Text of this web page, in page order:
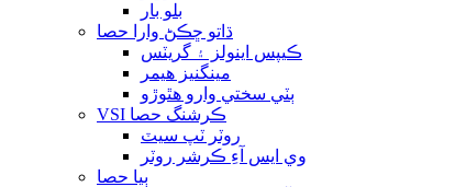
بلو بار
ڌاتو ڇڪڻ وارا حصا
ڪيپس اينولز ۽ گريٽس
مينگنيز هيمر
ٻٽي سختي وارو هٿوڙو
VSI ڪرشنگ حصا
روٽر ٽپ سيٽ
وي ايس آءِ ڪرشر روٽر
ٻيا حصا